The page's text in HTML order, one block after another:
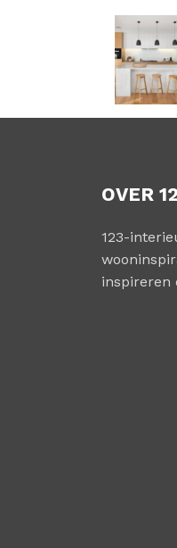
OVER
123-
inspireren